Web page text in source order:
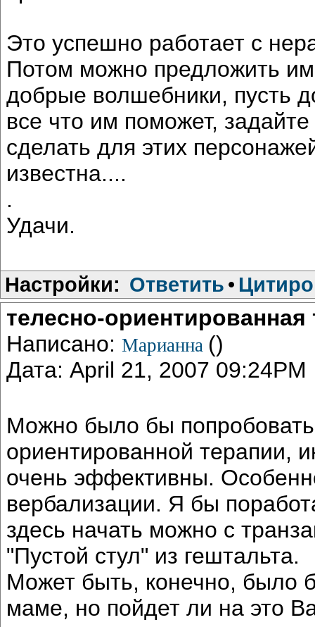
Это успешно работает с
Потом можно предложить им
добрые волшебники, пусть
все что им поможет,
сделать для этих
известна....
.
Удачи.
Настройки: Ответить •
телесно-ориентированная
Написано: Марианна ()
Дата: April 21, 2007 09:24PM
Можно было бы
ориентированной терапии,
очень эффективны.
вербализации. Я бы
здесь начать можно с
"Пустой стул" из гештальта.
Может быть, конечно, было
маме, но пойдет ли на это